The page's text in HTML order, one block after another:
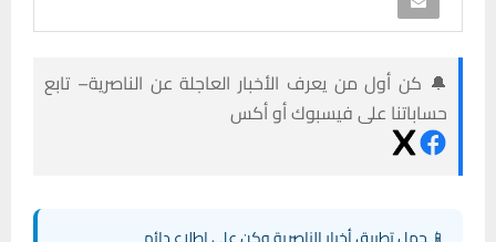
🔔 كن أول من يعرف الأخبار العاجلة عن الناصرية– تابع
حساباتنا على فيسبوك أو أكس